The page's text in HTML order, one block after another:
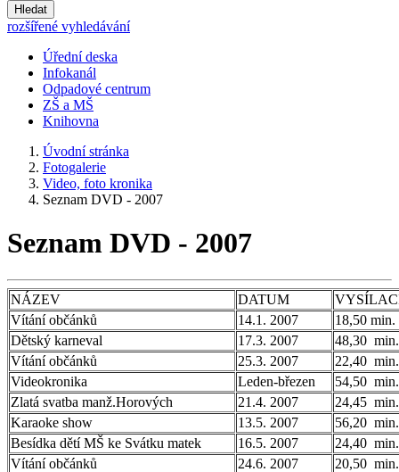
Hledat
rozšířené vyhledávání
Úřední deska
Infokanál
Odpadové centrum
ZŠ a MŠ
Knihovna
Úvodní stránka
Fotogalerie
Video, foto kronika
Seznam DVD - 2007
Seznam DVD - 2007
NÁZEV DATUM
Vítání občánků
14.1. 2007
18,50 min.
Dětský karneval
17.3. 2007
48,30 min.
Vítání občánků
25.3. 2007
22,40 min.
Videokronika
Leden-březen
54,50 min.
Zlatá svatba manž.Horových
21.4. 2007
24,45 min.
Karaoke show
13.5. 2007
56,20 min.
Besídka dětí MŠ ke Svátku matek
16.5. 2007
24,40 min.
Vítání občánků
24.6. 2007
20,50 min.